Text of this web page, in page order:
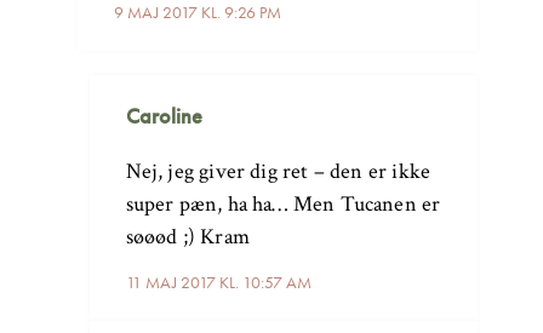
9 MAJ 2017 KL. 9:26 PM
Caroline
11 MAJ 2017 KL. 10:57 AM
Nej, jeg giver dig ret – den er ikke
super pæn, ha ha… Men Tucanen er
søøød ;) Kram